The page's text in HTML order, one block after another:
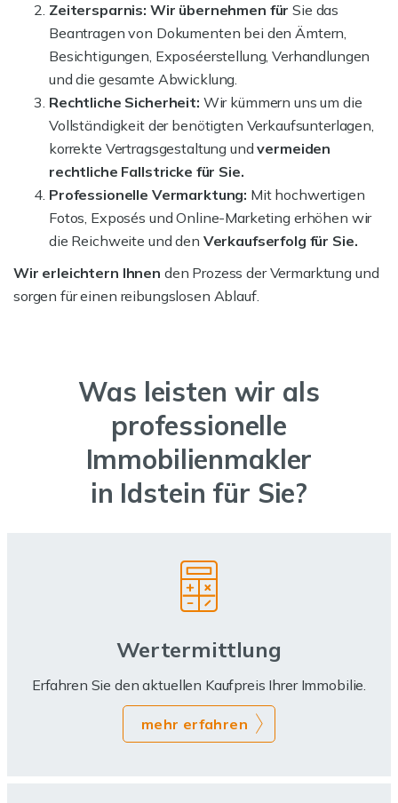
Zeitersparnis: Wir übernehmen fürSie das
Beantragen von Dokumenten bei den Ämtern,
Besichtigungen, Exposéerstellung, Verhandlungen
und die gesamte Abwicklung.
Rechtliche Sicherheit: Wir kümmern uns um die
Vollständigkeit der benötigten Verkaufsunterlagen,
korrekte Vertragsgestaltung undvermeiden
rechtliche Fallstricke für Sie.
Professionelle Vermarktung: Mit hochwertigen
Fotos, Exposés und Online-Marketing erhöhen wir
die Reichweite und den Verkaufserfolg für Sie.
Wir erleichtern Ihnen den Prozess der Vermarktung und
sorgen für einen reibungslosen Ablauf.
Was leisten wir als
professionelle
Immobilienmakler
in Idstein für Sie?
Wertermittlung
Erfahren Sie den aktuellen Kaufpreis Ihrer Immobilie.
mehr erfahren